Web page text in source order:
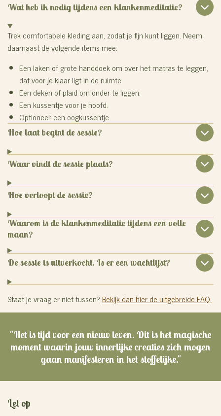
Wat heb ik nodig tijdens een klankenmeditatie?
Trek comfortabele kleding aan, zodat je fijn kunt liggen. Neem
daarnaast de volgende items mee:
Een laken of grote handdoek om over het matras te leggen,
dat voor je klaar ligt in de ruimte.
Een deken of plaid om onder te liggen.
Een kussentje voor je hoofd.
Optioneel: een oogkussentje.
Hoe laat begint de sessie?
Waar vindt de sessie plaats?
Hoe verloopt de sessie?
Waarom is de klankenmeditatie tijdens een volle
maan?
De sessie is uitverkocht. Is er een wachtlijst?
Staat je vraag er niet tussen?Bekijk dan hier de uitgebreide FAQ.
"Het is tijd voor een nieuw leven. Dit is het magische
moment waarin jouw innerlijke creaties zich mogen
gaan manifesteren in het stoffelijke."
Let op